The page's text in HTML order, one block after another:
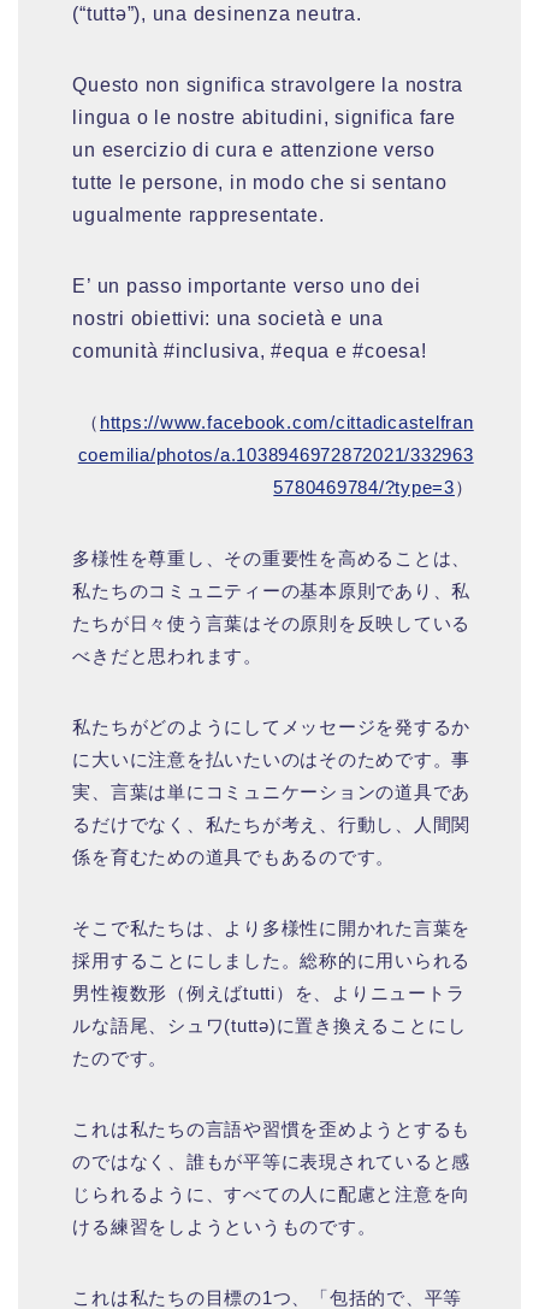
(“tuttə”), una desinenza neutra.
Questo non significa stravolgere la nostra
lingua o le nostre abitudini, significa fare
un esercizio di cura e attenzione verso
tutte le persone, in modo che si sentano
ugualmente rappresentate.
E’ un passo importante verso uno dei
nostri obiettivi: una società e una
comunità #inclusiva, #equa e #coesa!
（ https://www.facebook.com/cittadicastelfran
coemilia/photos/a.1038946972872021/332963
5780469784/?type=3）
多様性を尊重し、その重要性を高めることは、
私たちのコミュニティーの基本原則であり、私
たちが日々使う言葉はその原則を反映している
べきだと思われます。
私たちがどのようにしてメッセージを発するか
に大いに注意を払いたいのはそのためです。事
実、言葉は単にコミュニケーションの道具であ
るだけでなく、私たちが考え、行動し、人間関
係を育むための道具でもあるのです。
そこで私たちは、より多様性に開かれた言葉を
採用することにしました。総称的に用いられる
男性複数形（例えばtutti）を、よりニュートラ
ルな語尾、シュワ(tuttə)に置き換えることにし
たのです。
これは私たちの言語や習慣を歪めようとするも
のではなく、誰もが平等に表現されていると感
じられるように、すべての人に配慮と注意を向
ける練習をしようというものです。
これは私たちの目標の1つ、「包括的で、平等